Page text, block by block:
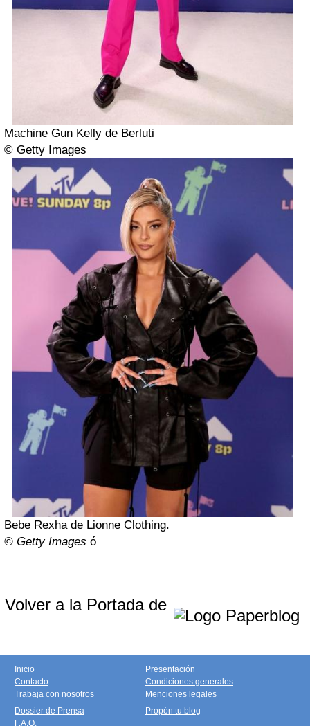
Machine Gun Kelly de Berluti
© Getty Images
Bebe Rexha de Lionne Clothing.
© Getty Images ó
Volver a la Portada de
Inicio
Contacto
Trabaja con nosotros
Presentación
Condiciones generales
Menciones legales
Dossier de Prensa
F.A.Q.
Propón tu blog